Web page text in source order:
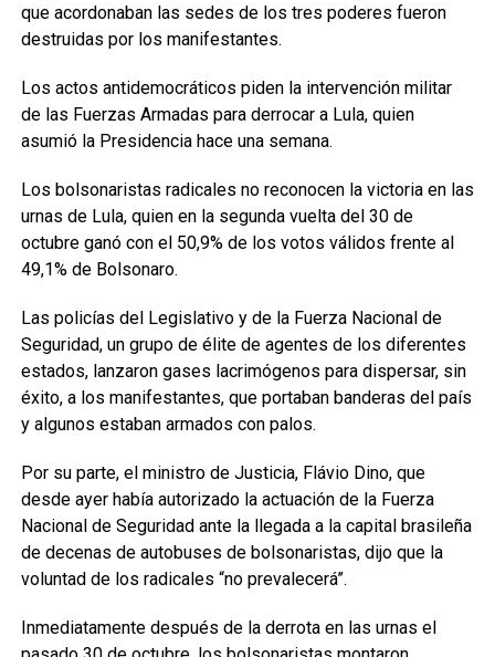
que acordonaban las sedes de los tres poderes fueron
destruidas por los manifestantes.
Los actos antidemocráticos piden la intervención militar
de las Fuerzas Armadas para derrocar a Lula, quien
asumió la Presidencia hace una semana.
Los bolsonaristas radicales no reconocen la victoria en las
urnas de Lula, quien en la segunda vuelta del 30 de
octubre ganó con el 50,9% de los votos válidos frente al
49,1% de Bolsonaro.
Las policías del Legislativo y de la Fuerza Nacional de
Seguridad, un grupo de élite de agentes de los diferentes
estados, lanzaron gases lacrimógenos para dispersar, sin
éxito, a los manifestantes, que portaban banderas del país
y algunos estaban armados con palos.
Por su parte, el ministro de Justicia, Flávio Dino, que
desde ayer había autorizado la actuación de la Fuerza
Nacional de Seguridad ante la llegada a la capital brasileña
de decenas de autobuses de bolsonaristas, dijo que la
voluntad de los radicales “no prevalecerá”.
Inmediatamente después de la derrota en las urnas el